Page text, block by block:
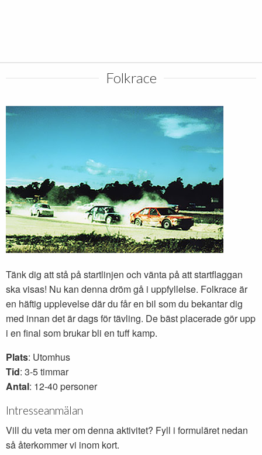
Folkrace
Tänk dig att stå på startlinjen och vänta på att startflaggan
ska visas! Nu kan denna dröm gå i uppfyllelse. Folkrace är
en häftig upplevelse där du får en bil som du bekantar dig
med innan det är dags för tävling. De bäst placerade gör upp
i en final som brukar bli en tuff kamp.
Plats: Utomhus
Tid: 3-5 timmar
Antal: 12-40 personer
Intresseanmälan
Vill du veta mer om denna aktivitet? Fyll i formuläret nedan
så återkommer vi inom kort.